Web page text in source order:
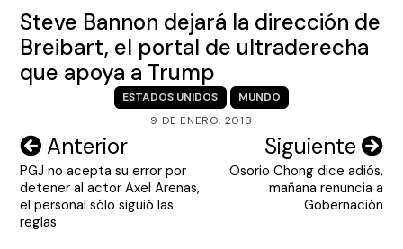
Steve Bannon dejará la dirección de
Breibart, el portal de ultraderecha
que apoya a Trump
ESTADOS UNIDOS
MUNDO
9 DE ENERO, 2018
Navegación
de
entradas
Anterior
PGJ no acepta su error por
detener al actor Axel Arenas,
el personal sólo siguió las
reglas
Siguiente
Osorio Chong dice adiós,
mañana renuncia a
Gobernación